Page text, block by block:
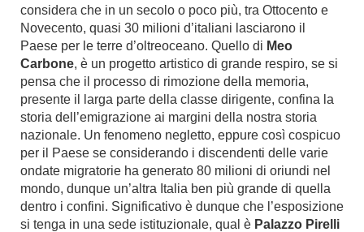
considera che in un secolo o poco più, tra Ottocento e
Novecento, quasi 30 milioni d’italiani lasciarono il
Paese per le terre d’oltreoceano. Quello di Meo
Carbone, è un progetto artistico di grande respiro, se si
pensa che il processo di rimozione della memoria,
presente il larga parte della classe dirigente, confina la
storia dell’emigrazione ai margini della nostra storia
nazionale. Un fenomeno negletto, eppure così cospicuo
per il Paese se considerando i discendenti delle varie
ondate migratorie ha generato 80 milioni di oriundi nel
mondo, dunque un’altra Italia ben più grande di quella
dentro i confini. Significativo è dunque che l’esposizione
si tenga in una sede istituzionale, qual è Palazzo Pirelli